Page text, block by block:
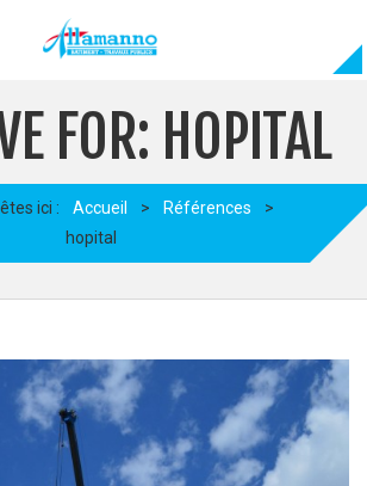
FOR: HOPITAL
ici : Accueil > Références
>
hopital